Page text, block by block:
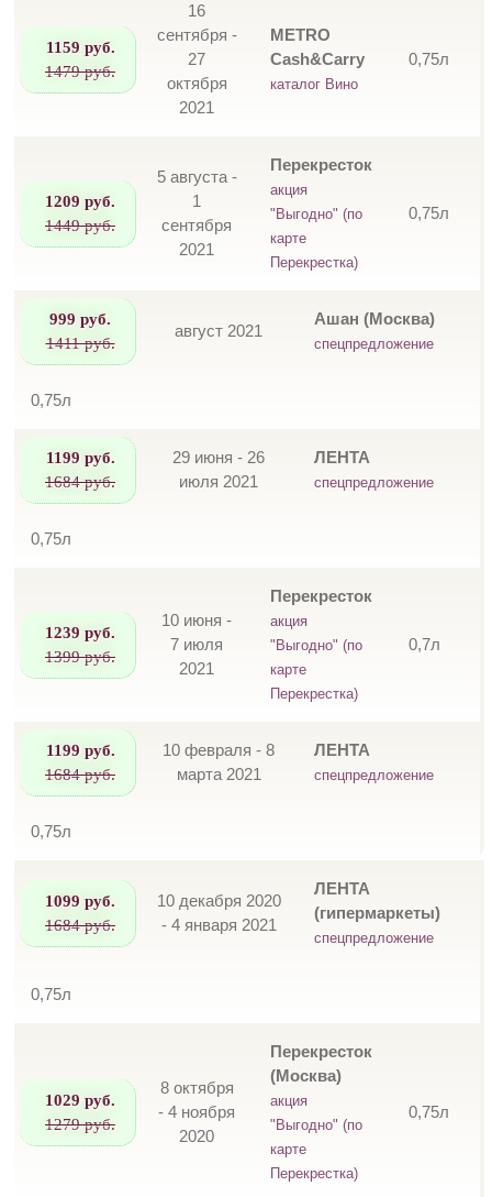
1159 руб.
1479 руб.
16
сентября -
27
октября
2021
METRO
Cash&Carry
каталог Вино
0,75л
1209 руб.
1449 руб.
5 августа -
1
сентября
2021
Перекресток
акция
"Выгодно" (по
карте
Перекрестка)
0,75л
999 руб.
1411 руб.
август 2021
Ашан (Москва)
спецпредложение
0,75л
1199 руб.
1684 руб.
29 июня - 26
июля 2021
ЛЕНТА
спецпредложение
0,75л
1239 руб.
1399 руб.
10 июня -
7 июля
2021
Перекресток
акция
"Выгодно" (по
карте
Перекрестка)
0,7л
1199 руб.
1684 руб.
10 февраля - 8
марта 2021
ЛЕНТА
спецпредложение
0,75л
1099 руб.
1684 руб.
10 декабря 2020
- 4 января 2021
ЛЕНТА
(гипермаркеты)
спецпредложение
0,75л
1029 руб.
1279 руб.
8 октября
- 4 ноября
2020
Перекресток
(Москва)
акция
"Выгодно" (по
карте
Перекрестка)
0,75л